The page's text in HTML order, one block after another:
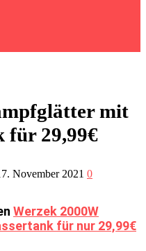
mit
für 29,99€
November 2021 0
Werzek 2000W
für nur 29,99€